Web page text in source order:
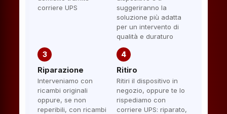
corriere UPS
suggeriranno la
soluzione più adatta
per un intervento di
qualità e duraturo
3
Riparazione
Interveniamo con
ricambi originali
oppure, se non
reperibili, con ricambi
4
Ritiro
Ritiri il dispositivo in
negozio, oppure te lo
rispediamo con
corriere UPS: riparato,